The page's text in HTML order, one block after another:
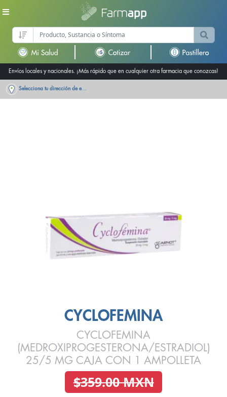
Envíos locales y nacionales. ¡Más rápido que en cualquier otra farmacia que conozcas!
Selecciona tu dirección de entrega
CYCLOFEMINA
CYCLOFEMINA
(MEDROXIPROGESTERONA/ESTRADIOL)
25/5 MG CAJA CON 1 AMPOLLETA
$359.00 MXN